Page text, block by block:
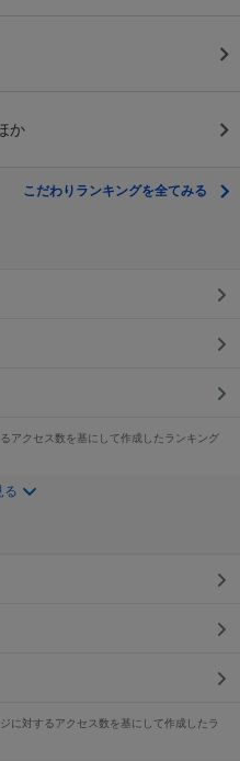
か
こだわりランキングを全てみる
アクセス数を基にして作成したランキング
る
に対するアクセス数を基にして作成したラ